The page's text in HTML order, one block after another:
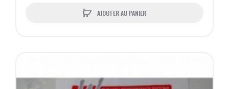
AJOUTER AU PANIER